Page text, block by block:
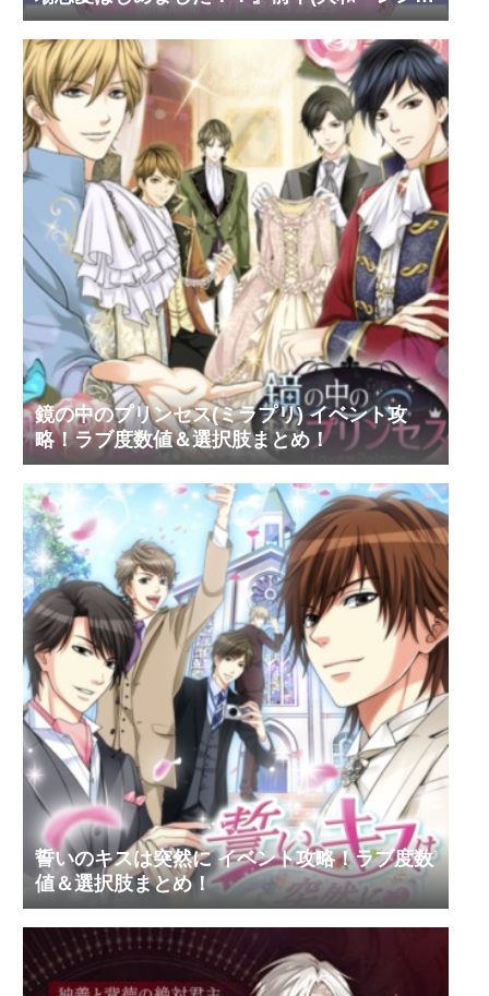
環・蒼太)
鏡の中のプリンセス(ミラプリ) イベント攻
略！ラブ度数値＆選択肢まとめ！
誓いのキスは突然に イベント攻略！ラブ度数
値＆選択肢まとめ！